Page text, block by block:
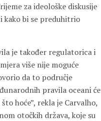
za ideološke diskusije
kako bi se preduhitrio
je također regulatorica i
više nije moguće
da to područje
pravila oceani će
hoće”, rekla je Carvalho,
otočkih država, koje su